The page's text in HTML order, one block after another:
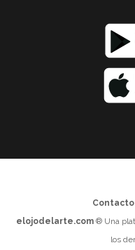
elojodelarte.com® Una
los